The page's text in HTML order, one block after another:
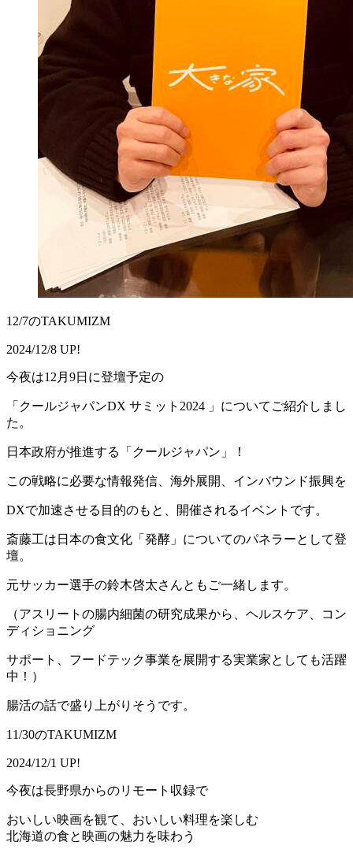
12/7のTAKUMIZM
2024/12/8 UP!
今夜は12月9日に登壇予定の
「クールジャパンDX サミット2024 」についてご紹介しまし
た。
日本政府が推進する「クールジャパン」！
この戦略に必要な情報発信、海外展開、インバウンド振興を
DXで加速させる目的のもと、開催されるイベントです。
斎藤工は日本の食文化「発酵」についてのパネラーとして登
壇。
元サッカー選手の鈴木啓太さんともご一緒します。
（アスリートの腸内細菌の研究成果から、ヘルスケア、コン
ディショニング
サポート、フードテック事業を展開する実業家としても活躍
中！）
腸活の話で盛り上がりそうです。
11/30のTAKUMIZM
2024/12/1 UP!
今夜は長野県からのリモート収録で
おいしい映画を観て、おいしい料理を楽しむ
北海道の食と映画の魅力を味わう